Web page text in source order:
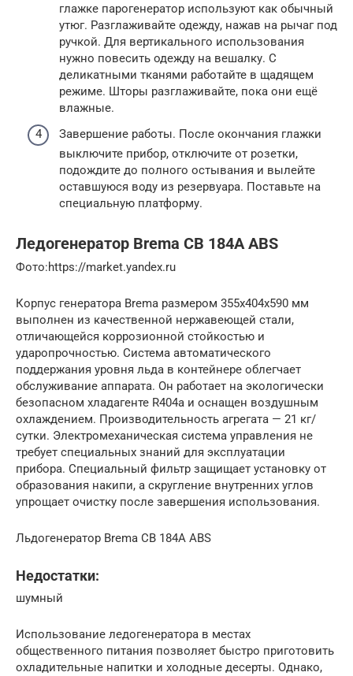
глажке парогенератор используют как обычный
утюг. Разглаживайте одежду, нажав на рычаг под
ручкой. Для вертикального использования
нужно повесить одежду на вешалку. С
деликатными тканями работайте в щадящем
режиме. Шторы разглаживайте, пока они ещё
влажные.
Завершение работы. После окончания глажки
выключите прибор, отключите от розетки,
подождите до полного остывания и вылейте
оставшуюся воду из резервуара. Поставьте на
специальную платформу.
Ледогенератор Brema CB 184A ABS
Фото:https://market.yandex.ru
Корпус генератора Brema размером 355х404х590 мм
выполнен из качественной нержавеющей стали,
отличающейся коррозионной стойкостью и
ударопрочностью. Система автоматического
поддержания уровня льда в контейнере облегчает
обслуживание аппарата. Он работает на экологически
безопасном хладагенте R404a и оснащен воздушным
охлаждением. Производительность агрегата — 21 кг/
сутки. Электромеханическая система управления не
требует специальных знаний для эксплуатации
прибора. Специальный фильтр защищает установку от
образования накипи, а скругление внутренних углов
упрощает очистку после завершения использования.
Льдогенератор Brema CB 184A ABS
Недостатки:
шумный
Использование ледогенератора в местах
общественного питания позволяет быстро приготовить
охладительные напитки и холодные десерты. Однако,